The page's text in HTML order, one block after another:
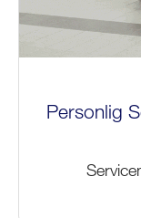
Personlig